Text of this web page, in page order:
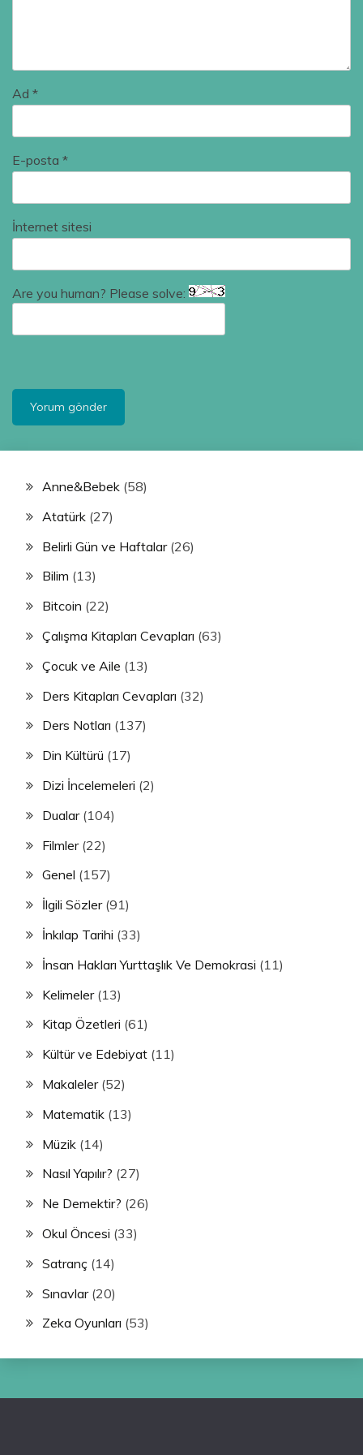
Ad *
E-posta *
İnternet sitesi
Are you human? Please solve:
Anne&Bebek (58)
Atatürk (27)
Belirli Gün ve Haftalar(26)
Bilim (13)
Bitcoin (22)
Çalışma Kitapları Cevapları (63)
Çocuk ve Aile (13)
Ders Kitapları Cevapları (32)
Ders Notları (137)
Din Kültürü (17)
Dizi İncelemeleri (2)
Dualar(104)
Filmler(22)
Genel (157)
İlgili Sözler(91)
İnkılap Tarihi (33)
İnsan Hakları Yurttaşlık Ve Demokrasi (11)
Kelimeler(13)
Kitap Özetleri (61)
Kültür ve Edebiyat (11)
Makaleler(52)
Matematik (13)
Müzik (14)
Nasıl Yapılır? (27)
Ne Demektir? (26)
Okul Öncesi (33)
Satranç (14)
Sınavlar(20)
Zeka Oyunları (53)